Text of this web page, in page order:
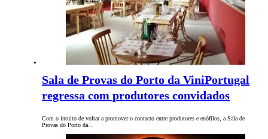
Sala de Provas do Porto da ViniPortugal
regressa com produtores convidados
Com o intuito de voltar a promover o contacto entre produtores e enófilos, a Sala de
Provas do Porto da…